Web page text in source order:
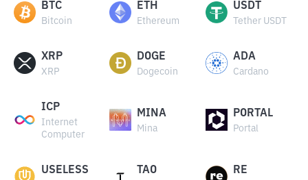
BTC
Bitcoin
ETH
Ethereum
USDT
Tether USDT
XRP
XRP
DOGE
Dogecoin
ADA
Cardano
ICP
Internet
Computer
MINA
Mina
PORTAL
Portal
USELESS TAO RE